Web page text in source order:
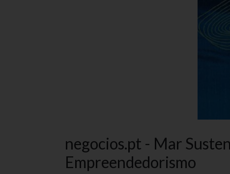
negocios.pt - Mar
Empreendedorismo